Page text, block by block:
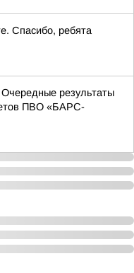
Спасибо, ребята
результаты
ПВО «БАРС-